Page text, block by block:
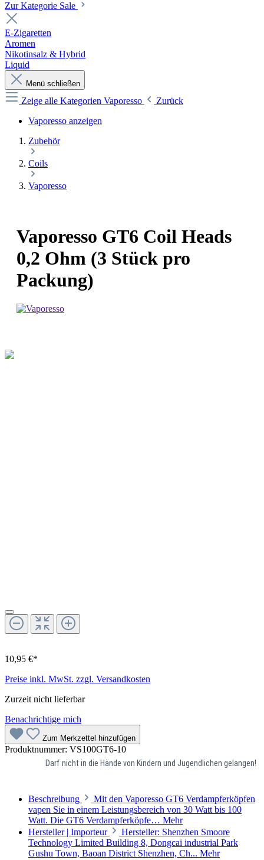
Zur Kategorie Sale
E-Zigaretten
Aromen
Nikotinsalz & Hybrid
Liquid
Menü schließen
Zeige alle Kategorien Vaporesso
Zurück
Vaporesso anzeigen
Zubehör
Coils
Vaporesso
Vaporesso GT6 Coil Heads
0,2 Ohm (3 Stück pro
Packung)
10,95 €*
Preise inkl. MwSt. zzgl. Versandkosten
Zurzeit nicht lieferbar
Benachrichtige mich
Zum Merkzettel hinzufügen
Produktnummer: VS100GT6-10
Darf nicht in die Hände von Kindern und Jugendlichen gelangen!
Beschreibung
Mit den Vaporesso GT6 Verdampferköpfen
vapen Sie in einem Leistungsbereich von 30 Watt bis 100
Watt. Die GT6 Verdampferköpfe… Mehr
Hersteller | Importeur
Hersteller: Shenzhen Smoore
Technology Limited Building 8, Dongcai industrial Park
Gushu Town, Baoan District Shenzhen, Ch... Mehr